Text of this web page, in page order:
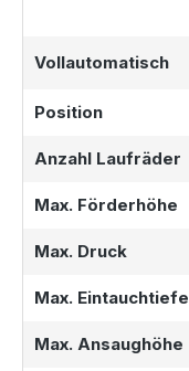
Vollautomatisch
Position
Anzahl Laufräder
Max. Förderhöhe
Max. Druck
Max. Eintauchtiefe
Max. Ansaughöhe